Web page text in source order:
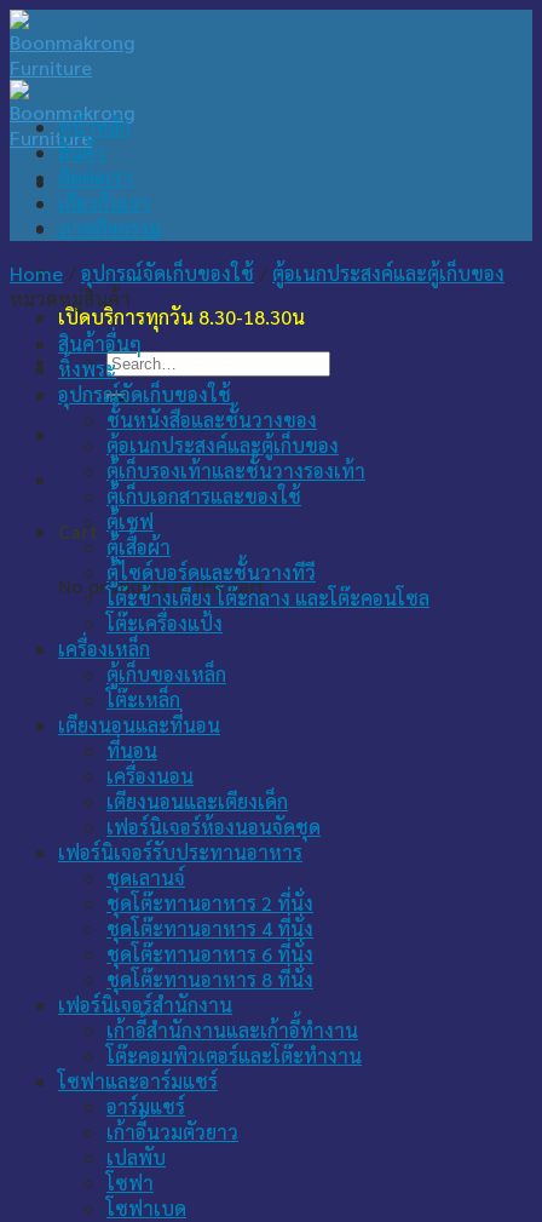
Skip
to
content
เปิดบริการทุกวัน 8.30-18.30น
Search
for:
Cart
No products in the cart.
หน้าหลัก
สินค้า
ติดต่อเรา
เกี่ยวกับเรา
ภาพกิจกรรม
Home /อุปกรณ์จัดเก็บของใช้ / ตู้อเนกประสงค์และตู้เก็บของ
หมวดหมู่สินค้า
สินค้าอื่นๆ
หิ้งพระ
อุปกรณ์จัดเก็บของใช้
ชั้นหนังสือและชั้นวางของ
ตู้อเนกประสงค์และตู้เก็บของ
ตู้เก็บรองเท้าและชั้นวางรองเท้า
ตู้เก็บเอกสารและของใช้
ตู้เซฟ
ตู้เสื้อผ้า
ตู้ไซด์บอร์ดและชั้นวางทีวี
โต๊ะข้างเตียง โต๊ะกลาง และโต๊ะคอนโซล
โต๊ะเครื่องแป้ง
เครื่องเหล็ก
ตู้เก็บของเหล็ก
โต๊ะเหล็ก
เตียงนอนและที่นอน
ที่นอน
เครื่องนอน
เตียงนอนและเตียงเด็ก
เฟอร์นิเจอร์ห้องนอนจัดชุด
เฟอร์นิเจอร์รับประทานอาหาร
ชุดเลานจ์
ชุดโต๊ะทานอาหาร 2 ที่นั่ง
ชุดโต๊ะทานอาหาร 4 ที่นั่ง
ชุดโต๊ะทานอาหาร 6 ที่นั่ง
ชุดโต๊ะทานอาหาร 8 ที่นั่ง
เฟอร์นิเจอร์สำนักงาน
เก้าอี้สำนักงานและเก้าอี้ทำงาน
โต๊ะคอมพิวเตอร์และโต๊ะทำงาน
โซฟาและอาร์มแชร์
อาร์มแชร์
เก้าอี้นวมตัวยาว
เปลพับ
โซฟา
โซฟาเบด